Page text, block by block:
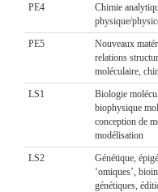
PE4
Chimie
physique/
PE5
Nouveaux
relations
moléculaire,
LS1
Biologie
biophysique
conception de
modélisation
LS2
Génétique,
‘omiques’,
génétiques,